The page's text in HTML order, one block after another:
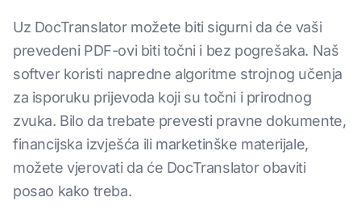
Uz DocTranslator možete biti sigurni da će vaši
prevedeni PDF-ovi biti točni i bez pogrešaka. Naš
softver koristi napredne algoritme strojnog učenja
za isporuku prijevoda koji su točni i prirodnog
zvuka. Bilo da trebate prevesti pravne dokumente,
financijska izvješća ili marketinške materijale,
možete vjerovati da će DocTranslator obaviti
posao kako treba.